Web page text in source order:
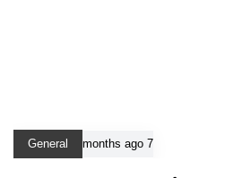
7 months ago
General